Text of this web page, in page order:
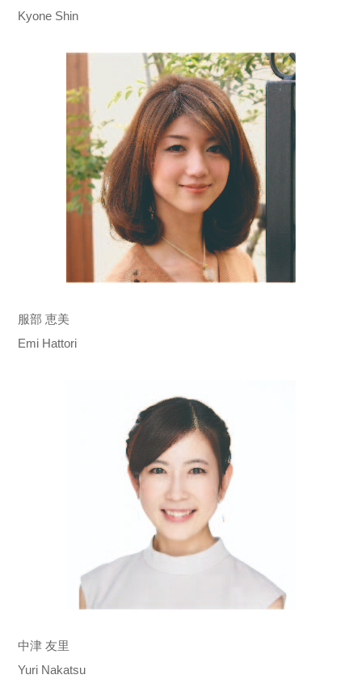
Kyone Shin
服部 恵美
Emi Hattori
中津 友里
Yuri Nakatsu